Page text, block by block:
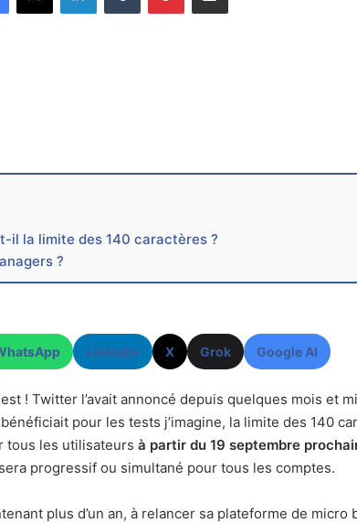
il la limite des 140 caractères ?
?
LinkedIn X Grok Google AI
! Twitter l’avait annoncé depuis quelques mois et
pour les tests j’imagine, la limite des 140
tous les utilisateurs à partir du 19 septembre
progressif ou simultané pour tous les comptes.
plus d’un an, à relancer sa plateforme de micro